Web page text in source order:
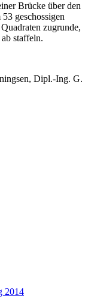
Brücke über den
geschossigen
zugrunde,
staffeln.
Dipl.-Ing. G.